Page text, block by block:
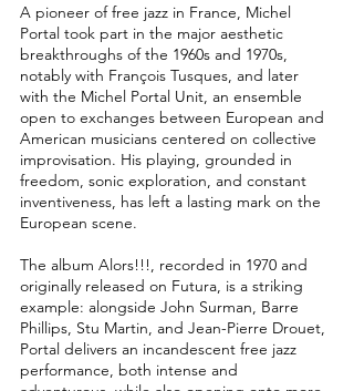
A pioneer of free jazz in France, Michel
Portal took part in the major aesthetic
breakthroughs of the 1960s and 1970s,
notably with François Tusques, and later
with the Michel Portal Unit, an ensemble
open to exchanges between European and
American musicians centered on collective
improvisation. His playing, grounded in
freedom, sonic exploration, and constant
inventiveness, has left a lasting mark on the
European scene.
The album Alors!!!, recorded in 1970 and
originally released on Futura, is a striking
example: alongside John Surman, Barre
Phillips, Stu Martin, and Jean-Pierre Drouet,
Portal delivers an incandescent free jazz
performance, both intense and